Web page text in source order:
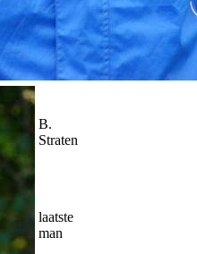
B.
Straten
laatste
man